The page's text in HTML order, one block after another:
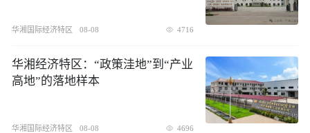
华湘国际经济特区 08-08 4716
华湘经济特区：“政策洼地”到“产业
高地”的落地样本
华湘国际经济特区 08-08 4696